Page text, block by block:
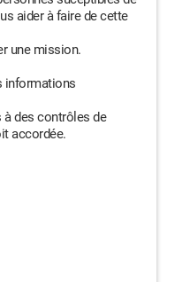
aider à faire de cette
une mission.
informations
des contrôles de
accordée.